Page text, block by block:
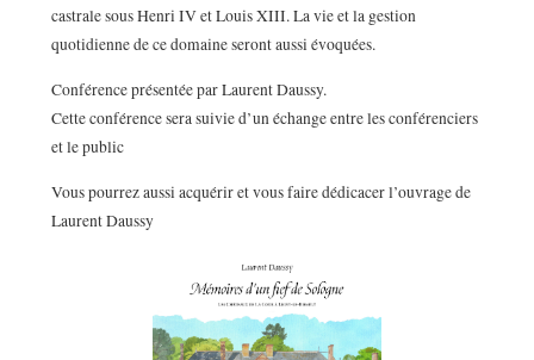
castrale sous Henri IV et Louis XIII. La vie et la gestion
quotidienne de ce domaine seront aussi évoquées.
Conférence présentée par Laurent Daussy.
Cette conférence sera suivie d’un échange entre les conférenciers
et le public
Vous pourrez aussi acquérir et vous faire dédicacer l’ouvrage de
Laurent Daussy